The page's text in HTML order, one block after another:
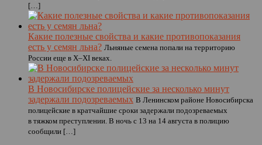
[…]
Какие полезные свойства и какие противопоказания
есть у семян льна? Льняные семена попали на территорию
России еще в X–XI веках.
В Новосибирске полицейские за несколько минут
задержали подозреваемых В Ленинском районе Новосибирска
полицейские в кратчайшие сроки задержали подозреваемых
в тяжком преступлении. В ночь с 13 на 14 августа в полицию
сообщили […]